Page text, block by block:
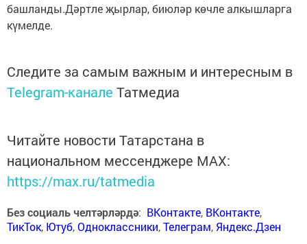
башланды.Дәртле җырлар, биюләр көчле алкышларга
күмелде.
Следите за самым важным и интересным в
Telegram-канале Татмедиа
Читайте новости Татарстана в
национальном мессенджере MАХ:
https://max.ru/tatmedia
Без социаль челтәрләрдә: ВКонтакте, ВКонтакте,
ТикТок, Ютуб,Одноклассники,Телеграм, Яндекс.Дзен